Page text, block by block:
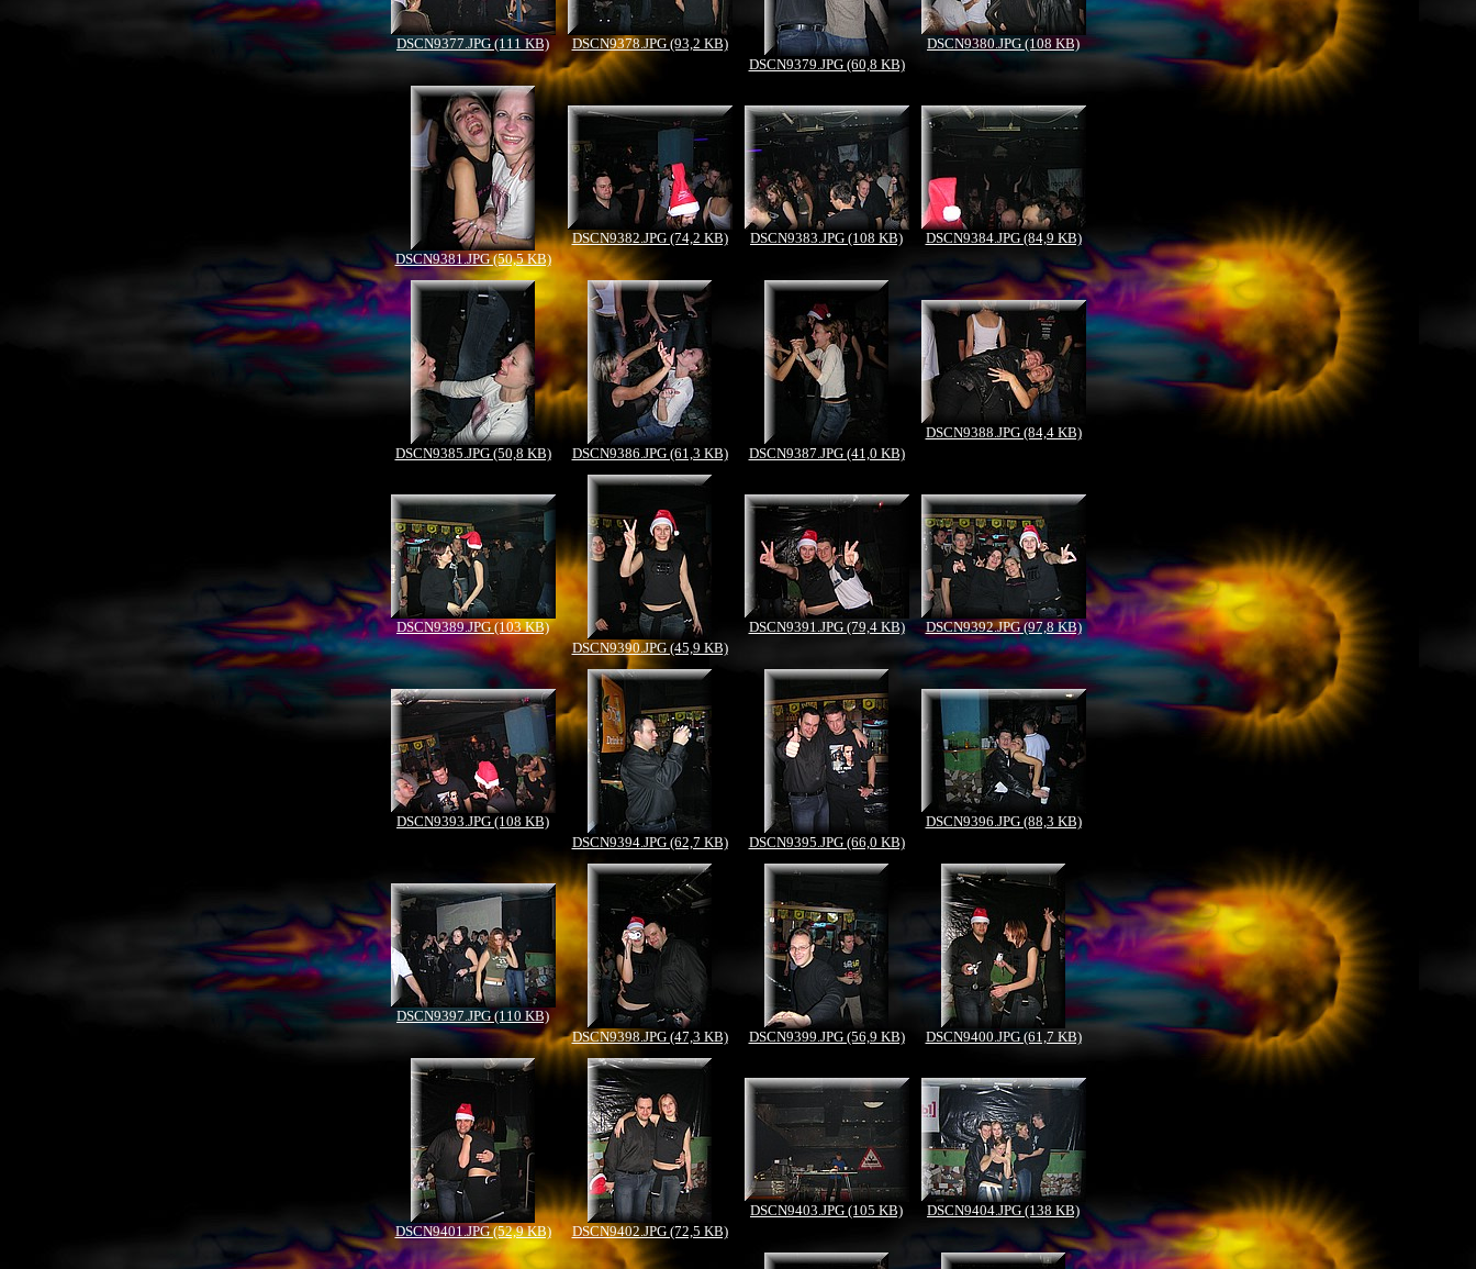
DSCN9377.JPG (111 KB)
DSCN9378.JPG (93,2 KB)
DSCN9379.JPG (60,8 KB)
DSCN9380.JPG (108 KB)
DSCN9381.JPG (50,5 KB)
DSCN9382.JPG (74,2 KB) DSCN9383.JPG (108 KB) DSCN9384.JPG (84,9 KB)
DSCN9385.JPG (50,8 KB) DSCN9386.JPG (61,3 KB) DSCN9387.JPG (41,0 KB)
DSCN9388.JPG (84,4 KB)
DSCN9389.JPG (103 KB)
DSCN9390.JPG (45,9 KB)
DSCN9391.JPG (79,4 KB) DSCN9392.JPG (97,8 KB)
DSCN9393.JPG (108 KB)
DSCN9394.JPG (62,7 KB)
DSCN9395.JPG (66,0 KB)
DSCN9396.JPG (88,3 KB)
DSCN9397.JPG (110 KB)
DSCN9398.JPG (47,3 KB)
DSCN9399.JPG (56,9 KB) DSCN9400.JPG (61,7 KB)
DSCN9401.JPG (52,9 KB) DSCN9402.JPG (72,5 KB)
DSCN9403.JPG (105 KB) DSCN9404.JPG (138 KB)